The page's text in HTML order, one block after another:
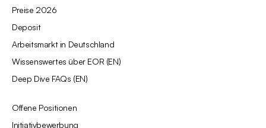
Preise 2026
Deposit
Arbeitsmarkt in Deutschland
Wissenswertes über EOR (EN)
Deep Dive FAQs (EN)
Offene Positionen
Initiativbewerbung